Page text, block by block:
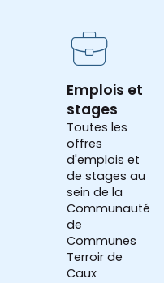
Emplois et
stages
Toutes les
offres
d'emplois et
de stages au
sein de la
Communauté
de
Communes
Terroir de
Caux